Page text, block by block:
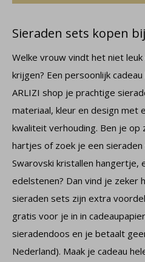
Sieraden sets kopen
Welke vrouw vindt het niet
krijgen? Een persoonlijk
ARLIZI shop je prachtige
materiaal, kleur en design met
kwaliteit verhouding. Ben je op
hartjes of zoek je een
Swarovski kristallen
edelstenen? Dan vind je zeker
sieraden sets zijn extra
gratis voor je in in
sieradendoos en je betaalt
Nederland). Maak je cadeau